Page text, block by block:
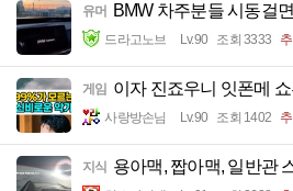
유머 BMW 차주분들 시동걸
드라고노브 Lv.90 조회 3333
게임 이자 진죠우니 잇폰메 쇼
사랑방손님 Lv.90 조회 1402
지식 용아맥, 짭아맥, 일반관